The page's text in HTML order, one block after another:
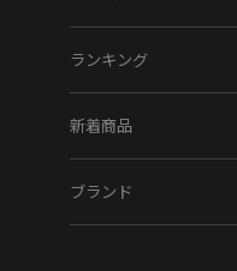
ランキング
新着商品
ブランド